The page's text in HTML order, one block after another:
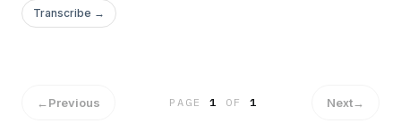
system og utvikling i SR-bank, og har vært en sentral leder i
lean transformasjonen i banken, siden 2007. Christine
Transcribe →
←Previous PAGE1 OF 1 Next→